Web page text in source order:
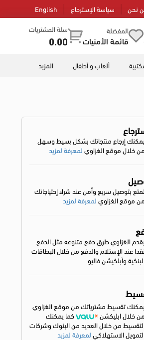
نحن سياسة الإسترجاع English
المفضلة
قائمة الأمنيات
سلة المشتريات
0.00
ألعاب و أطفال المزيد
يمكنك إرجاع منتجاتك بشكل بسيط وسهل
من خلال موقع الغزاويلمعرفة لمزيد
بتوصيل سريع وأمن عند شراء إحتياجاتك
من موقع الغزاويلمعرفة لمزيد
يقدم الغزاوي طرق دفع متنوعه مثل الدفع
نقدا عند الإستلام والدفع من خلال البطاقات
وأبلكيشن فاليو
يمكنك تقسيط مشترياتك من موقع الغزاوي
من خلال ابليكشن
كما يمكنك
من خلال العديد من البنوك وشركات
الاستهلاكيلمعرفة لمزيد